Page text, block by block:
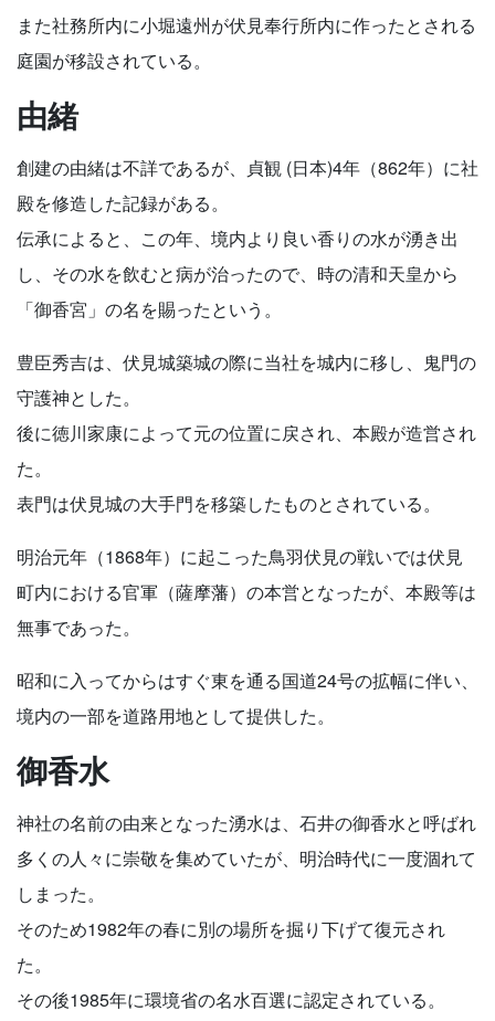
また社務所内に小堀遠州が伏見奉行所内に作ったとされる
庭園が移設されている。
由緒
創建の由緒は不詳であるが、貞観 (日本)4年（862年）に社
殿を修造した記録がある。
伝承によると、この年、境内より良い香りの水が湧き出
し、その水を飲むと病が治ったので、時の清和天皇から
「御香宮」の名を賜ったという。
豊臣秀吉は、伏見城築城の際に当社を城内に移し、鬼門の
守護神とした。
後に徳川家康によって元の位置に戻され、本殿が造営され
た。
表門は伏見城の大手門を移築したものとされている。
明治元年（1868年）に起こった鳥羽伏見の戦いでは伏見
町内における官軍（薩摩藩）の本営となったが、本殿等は
無事であった。
昭和に入ってからはすぐ東を通る国道24号の拡幅に伴い、
境内の一部を道路用地として提供した。
御香水
神社の名前の由来となった湧水は、石井の御香水と呼ばれ
多くの人々に崇敬を集めていたが、明治時代に一度涸れて
しまった。
そのため1982年の春に別の場所を掘り下げて復元され
た。
その後1985年に環境省の名水百選に認定されている。